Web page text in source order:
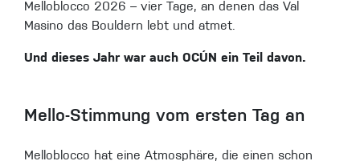
Melloblocco 2026 – vier Tage, an denen das Val
Masino das Bouldern lebt und atmet.
Und dieses Jahr war auch OCÚN ein Teil davon.
Mello-Stimmung vom ersten Tag an
Melloblocco hat eine Atmosphäre, die einen schon